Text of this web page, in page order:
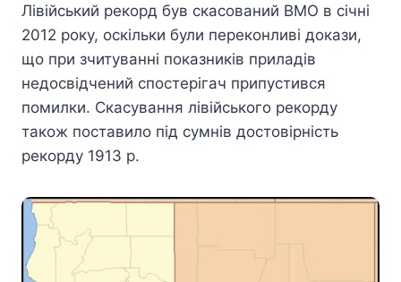
Лівійський рекорд був скасований ВМО в січні
2012 року, оскільки були переконливі докази,
що при зчитуванні показників приладів
недосвідчений спостерігач припустився
помилки. Скасування лівійського рекорду
також поставило під сумнів достовірність
рекорду 1913 р.